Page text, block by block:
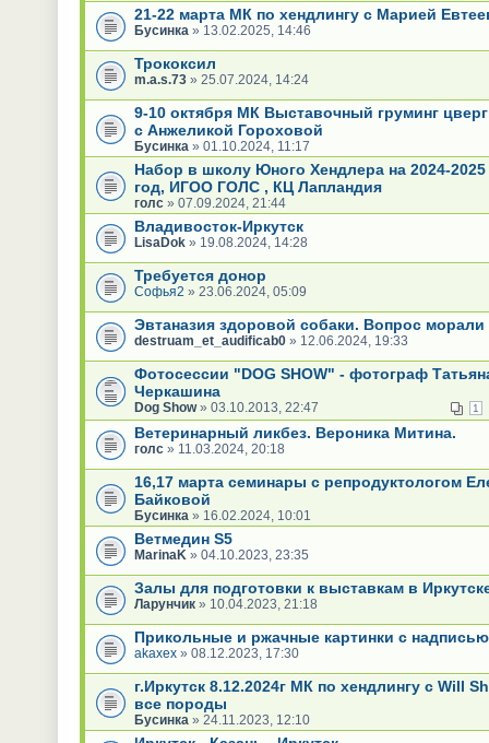
21-22 марта МК по хендлингу с Марией
Бусинка » 13.02.2025, 14:46
Трококсил
m.a.s.73» 25.07.2024, 14:24
9-10 октября МК Выставочный груминг
с Анжеликой Гороховой
Бусинка » 01.10.2024, 11:17
Набор в школу Юного Хендлера на 2024-
год, ИГОО ГОЛС , КЦ Лапландия
голс» 07.09.2024, 21:44
Владивосток-Иркутск
LisaDok» 19.08.2024, 14:28
Требуется донор
Софья2 » 23.06.2024, 05:09
Эвтаназия здоровой собаки. Вопрос морали
destruam_et_audificab0» 12.06.2024, 19:33
Фотосессии "DOG SHOW" - фотограф
Черкашина
1
Dog Show» 03.10.2013, 22:47
Ветеринарный ликбез. Вероника Митина.
голс» 11.03.2024, 20:18
16,17 марта семинары с репродуктологом
Байковой
Бусинка » 16.02.2024, 10:01
Ветмедин S5
MarinaK » 04.10.2023, 23:35
Залы для подготовки к выставкам в
Ларунчик» 10.04.2023, 21:18
Прикольные и ржачные картинки с надписью
akaxex» 08.12.2023, 17:30
г.Иркутск 8.12.2024г МК по хендлингу с Will
все породы
Бусинка » 24.11.2023, 12:10